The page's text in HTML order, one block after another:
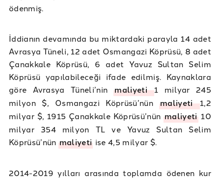
ödenmiş.
İddianın devamında bu miktardaki parayla 14 adet
Avrasya Tüneli, 12 adet Osmangazi Köprüsü, 8 adet
Çanakkale Köprüsü, 6 adet Yavuz Sultan Selim
Köprüsü yapılabileceği ifade edilmiş. Kaynaklara
göre Avrasya Tüneli’ninmaliyeti1 milyar 245
milyon $, Osmangazi Köprüsü’nünmaliyeti1,2
milyar $, 1915 Çanakkale Köprüsü’nünmaliyeti10
milyar 354 milyon TL ve Yavuz Sultan Selim
Köprüsü’nün maliyeti ise 4,5 milyar $.
2014-2019 yılları arasında toplamda ödenen kur